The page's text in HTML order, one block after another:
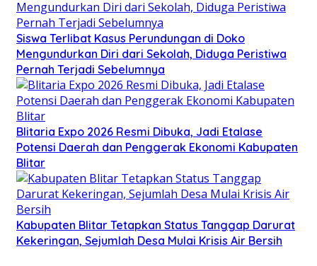
Siswa Terlibat Kasus Perundungan di Doko
Mengundurkan Diri dari Sekolah, Diduga Peristiwa
Pernah Terjadi Sebelumnya
Blitaria Expo 2026 Resmi Dibuka, Jadi Etalase
Potensi Daerah dan Penggerak Ekonomi Kabupaten
Blitar
Kabupaten Blitar Tetapkan Status Tanggap Darurat
Kekeringan, Sejumlah Desa Mulai Krisis Air Bersih